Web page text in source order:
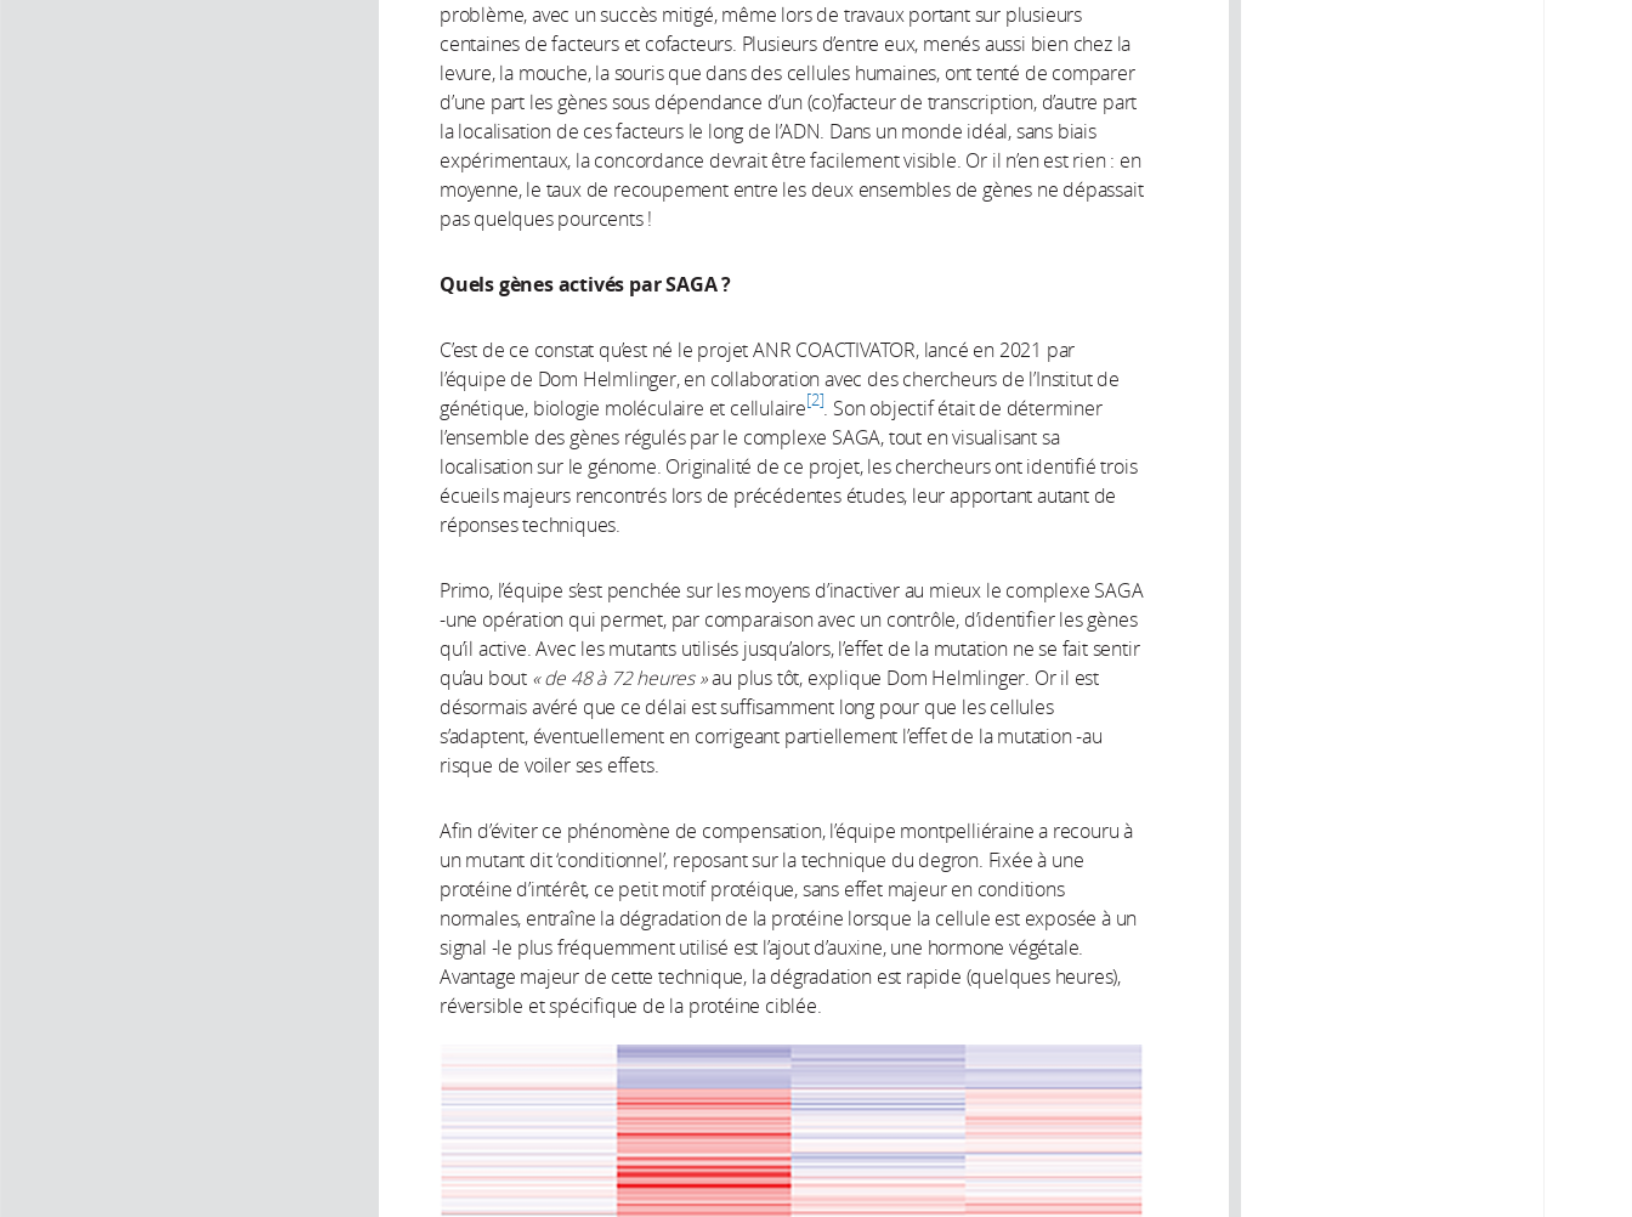
problème, avec un succès mitigé, même lors de travaux portant sur plusieurs
centaines de facteurs et cofacteurs. Plusieurs d’entre eux, menés aussi bien chez la
levure, la mouche, la souris que dans des cellules humaines, ont tenté de comparer
d’une part les gènes sous dépendance d’un (co)facteur de transcription, d’autre part
la localisation de ces facteurs le long de l’ADN. Dans un monde idéal, sans biais
expérimentaux, la concordance devrait être facilement visible. Or il n’en est rien : en
moyenne, le taux de recoupement entre les deux ensembles de gènes ne dépassait
pas quelques pourcents !
Quels gènes activés par SAGA ?
C’est de ce constat qu’est né le projet ANR COACTIVATOR, lancé en 2021 par
l’équipe de Dom Helmlinger, en collaboration avec des chercheurs de l’Institut de
génétique, biologie moléculaire et cellulaire 2
. Son objectif était de déterminer
l’ensemble des gènes régulés par le complexe SAGA, tout en visualisant sa
localisation sur le génome. Originalité de ce projet, les chercheurs ont identifié trois
écueils majeurs rencontrés lors de précédentes études, leur apportant autant de
réponses techniques.
Primo, l’équipe s’est penchée sur les moyens d’inactiver au mieux le complexe SAGA
-une opération qui permet, par comparaison avec un contrôle, d’identifier les gènes
qu’il active. Avec les mutants utilisés jusqu’alors, l’effet de la mutation ne se fait sentir
qu’au bout « de 48 à 72 heures »au plus tôt, explique Dom Helmlinger. Or il est
désormais avéré que ce délai est suffisamment long pour que les cellules
s’adaptent, éventuellement en corrigeant partiellement l’effet de la mutation -au
risque de voiler ses effets.
Afin d’éviter ce phénomène de compensation, l’équipe montpelliéraine a recouru à
un mutant dit ‘conditionnel’, reposant sur la technique du degron. Fixée à une
protéine d’intérêt, ce petit motif protéique, sans effet majeur en conditions
normales, entraîne la dégradation de la protéine lorsque la cellule est exposée à un
signal -le plus fréquemment utilisé est l’ajout d’auxine, une hormone végétale.
Avantage majeur de cette technique, la dégradation est rapide (quelques heures),
réversible et spécifique de la protéine ciblée.